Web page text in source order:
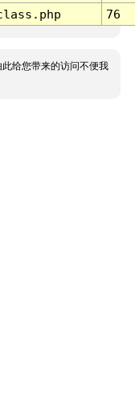
76
给您带来的访问不便我